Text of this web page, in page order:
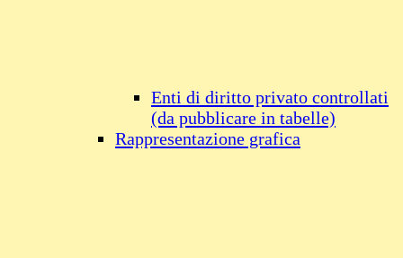
Enti di diritto privato controllati
(da pubblicare in tabelle)
Rappresentazione grafica